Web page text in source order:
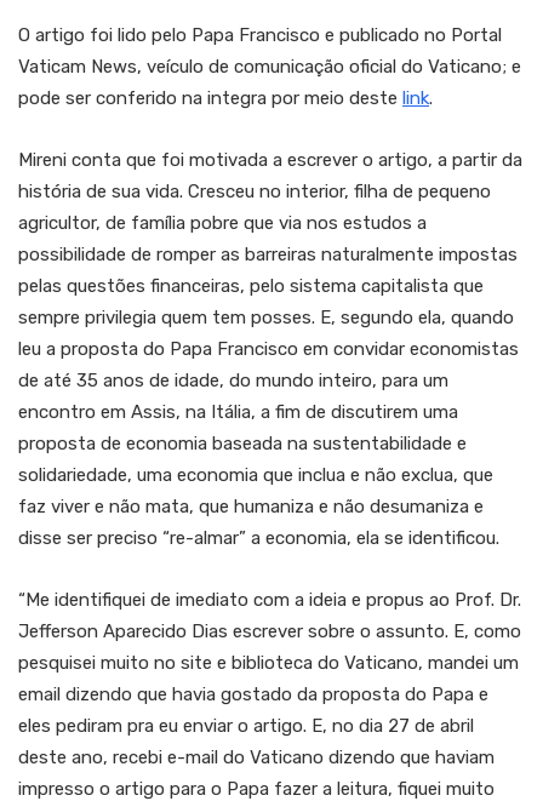
O artigo foi lido pelo Papa Francisco e publicado no Portal
Vaticam News, veículo de comunicação oficial do Vaticano; e
pode ser conferido na integra por meio deste link.
Mireni conta que foi motivada a escrever o artigo, a partir da
história de sua vida. Cresceu no interior, filha de pequeno
agricultor, de família pobre que via nos estudos a
possibilidade de romper as barreiras naturalmente impostas
pelas questões financeiras, pelo sistema capitalista que
sempre privilegia quem tem posses. E, segundo ela, quando
leu a proposta do Papa Francisco em convidar economistas
de até 35 anos de idade, do mundo inteiro, para um
encontro em Assis, na Itália, a fim de discutirem uma
proposta de economia baseada na sustentabilidade e
solidariedade, uma economia que inclua e não exclua, que
faz viver e não mata, que humaniza e não desumaniza e
disse ser preciso “re-almar” a economia, ela se identificou.
“Me identifiquei de imediato com a ideia e propus ao Prof. Dr.
Jefferson Aparecido Dias escrever sobre o assunto. E, como
pesquisei muito no site e biblioteca do Vaticano, mandei um
email dizendo que havia gostado da proposta do Papa e
eles pediram pra eu enviar o artigo. E, no dia 27 de abril
deste ano, recebi e-mail do Vaticano dizendo que haviam
impresso o artigo para o Papa fazer a leitura, fiquei muito